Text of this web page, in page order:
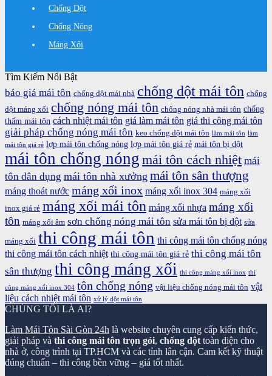
Chống Dột
Chống Nóng
Máng Xối
Tìm Kiếm Nổi Bật
báo giá mái tôn chống dột mái nhà chống dột mái tôn chống
dột máng xối chống nóng mái tôn chống nóng nhà mái tôn chống
thấm mái tôn cách nhiệt mái tôn giá làm mái tôn giá thi công mái tôn
giải pháp chống nóng mái tôn keo chống dột mái tôn làm mái tôn làm
mái tôn giá rẻ lợp mái tôn chống nóng lợp mái tôn giá rẻ mái tôn bị dột
mái tôn chống nóng mái tôn cách nhiệt mái
tôn dân dụng mái tôn nhà xưởng mái tôn sân thượng
máng thoát nước máng xối inox máng xối inox 304 máng xối
inox giá rẻ máng xối mái tôn máng xối nhựa máng xối
tôn máng xối âm sơn chống nóng mái tôn sửa mái tôn bị dột sửa
máng xối thi công mái tôn thi công mái tôn chống nóng
thi công mái tôn cách nhiệt thi công mái tôn giá rẻ thi công mái tôn
sân thượng thi công máng xối thi công máng xối inox thi
công máng xối inox 304 tôn chống nóng vật liệu chống nóng mái tôn vật
liệu cách nhiệt mái tôn xử lý dột mái tôn
CHÚNG TÔI LÀ AI?
Làm Mái Tôn Sài Gòn 24h là website chuyên cung cấp kiến thức,
giải pháp và thi công mái tôn trọn gói, chống dột toàn diện cho
nhà ở, công trình tại TP.HCM và các tỉnh lân cận. Cam kết kỹ thuật
đúng chuẩn – thi công bền vững – giá tốt nhất.